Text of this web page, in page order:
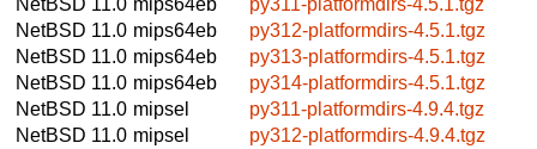
NetBSD 11.0 mips64eb
py312-platformdirs-4.5.1.tgz
NetBSD 11.0 mips64eb
py313-platformdirs-4.5.1.tgz
NetBSD 11.0 mips64eb
py314-platformdirs-4.5.1.tgz
NetBSD 11.0 mipsel
py311-platformdirs-4.9.4.tgz
NetBSD 11.0 mipsel
py312-platformdirs-4.9.4.tgz